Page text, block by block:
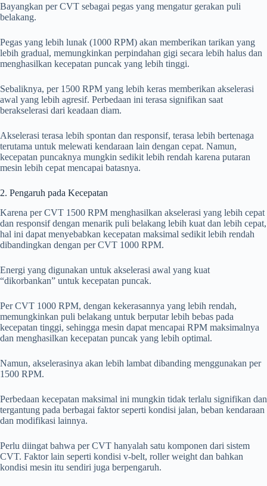
Bayangkan per CVT sebagai pegas yang mengatur gerakan puli
belakang.
Pegas yang lebih lunak (1000 RPM) akan memberikan tarikan yang
lebih gradual, memungkinkan perpindahan gigi secara lebih halus dan
menghasilkan kecepatan puncak yang lebih tinggi.
Sebaliknya, per 1500 RPM yang lebih keras memberikan akselerasi
awal yang lebih agresif. Perbedaan ini terasa signifikan saat
berakselerasi dari keadaan diam.
Akselerasi terasa lebih spontan dan responsif, terasa lebih bertenaga
terutama untuk melewati kendaraan lain dengan cepat. Namun,
kecepatan puncaknya mungkin sedikit lebih rendah karena putaran
mesin lebih cepat mencapai batasnya.
2. Pengaruh pada Kecepatan
Karena per CVT 1500 RPM menghasilkan akselerasi yang lebih cepat
dan responsif dengan menarik puli belakang lebih kuat dan lebih cepat,
hal ini dapat menyebabkan kecepatan maksimal sedikit lebih rendah
dibandingkan dengan per CVT 1000 RPM.
Energi yang digunakan untuk akselerasi awal yang kuat
“dikorbankan” untuk kecepatan puncak.
Per CVT 1000 RPM, dengan kekerasannya yang lebih rendah,
memungkinkan puli belakang untuk berputar lebih bebas pada
kecepatan tinggi, sehingga mesin dapat mencapai RPM maksimalnya
dan menghasilkan kecepatan puncak yang lebih optimal.
Namun, akselerasinya akan lebih lambat dibanding menggunakan per
1500 RPM.
Perbedaan kecepatan maksimal ini mungkin tidak terlalu signifikan dan
tergantung pada berbagai faktor seperti kondisi jalan, beban kendaraan
dan modifikasi lainnya.
Perlu diingat bahwa per CVT hanyalah satu komponen dari sistem
CVT. Faktor lain seperti kondisi v-belt, roller weight dan bahkan
kondisi mesin itu sendiri juga berpengaruh.